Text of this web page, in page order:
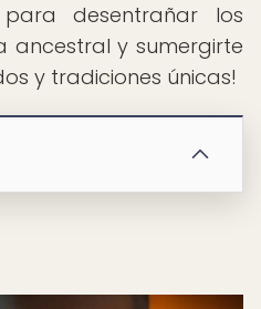
para desentrañar los
ancestral y sumergirte
y tradiciones únicas!